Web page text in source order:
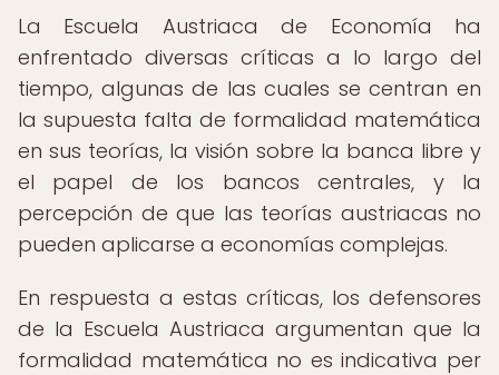
La Escuela Austriaca de Economía ha
enfrentado diversas críticas a lo largo del
tiempo, algunas de las cuales se centran en
la supuesta falta de formalidad matemática
en sus teorías, la visión sobre la banca libre y
el papel de los bancos centrales, y la
percepción de que las teorías austriacas no
pueden aplicarse a economías complejas.
En respuesta a estas críticas, los defensores
de la Escuela Austriaca argumentan que la
formalidad matemática no es indicativa per